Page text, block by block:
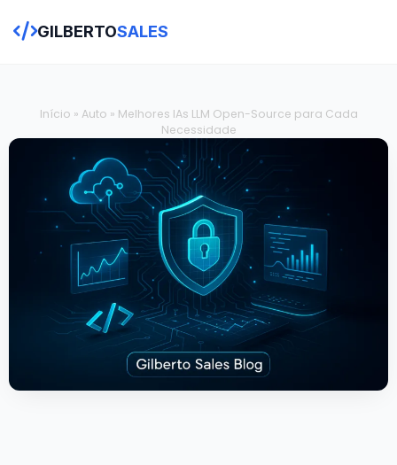
GILBERTOSALES
Início » Auto » Melhores IAs LLM Open-Source para Cada
Necessidade